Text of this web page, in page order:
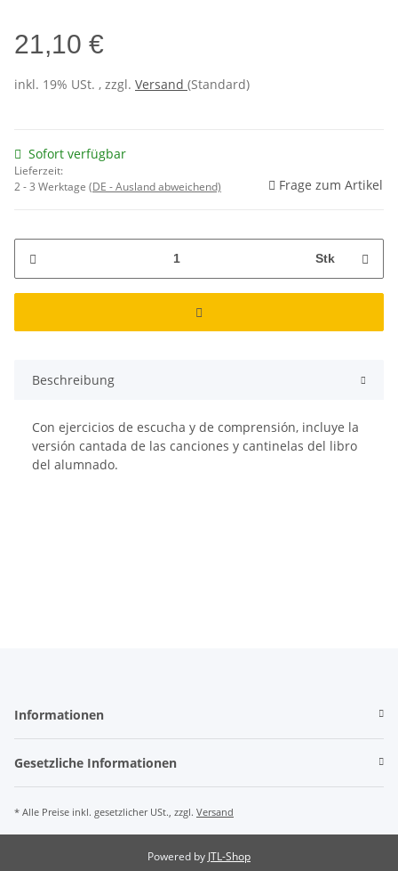
21,10 €
inkl. 19% USt. , zzgl. Versand (Standard)
Sofort verfügbar
Lieferzeit:
2 - 3 Werktage (DE - Ausland abweichend) Frage zum Artikel
Stk
Beschreibung
Con ejercicios de escucha y de comprensión, incluye la
versión cantada de las canciones y cantinelas del libro
del alumnado.
Informationen
Gesetzliche Informationen
* Alle Preise inkl. gesetzlicher USt., zzgl. Versand
Powered by JTL-Shop